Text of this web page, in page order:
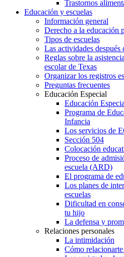
Trastornos
Educación y escuelas
Información general
Derecho a la educación
Tipos de escuelas
Las actividades después
Reglas sobre la
escolar de Texas
Organizar los registros
Preguntas frecuentes
Educación Especial
Educación
Programa de
Infancia
Los servicios de
Sección 504
Colocación
Proceso de
escuela (ARD)
El programa de
Los planes de
escuelas
Dificultad en
tu hijo
La defensa y
Relaciones personales
La intimidación
Cómo